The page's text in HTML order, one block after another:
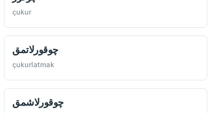
çukur
چوقورلاتمق
çukurlatmak
چوقورلاشمق